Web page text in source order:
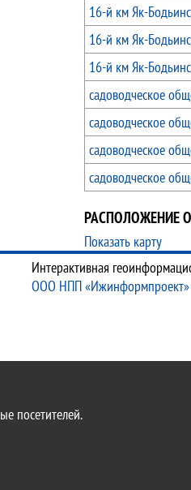
16-й км Як-
16-й км Як-
16-й км Як-
садоводческое
садоводческое
садоводческое
садоводческое
РАСПОЛОЖЕНИЕ
Показать карту
Интерактивная
ООО НПП «Ижинформпроект»
посетителей.